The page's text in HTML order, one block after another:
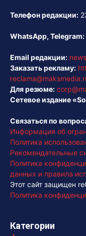
Телефон редакции:
WhatsApp, Telegram:
Email редакции:
Заказать рекламу:
Для резюме:
Сетевое издание
Связаться по
Информация об
Политика
Рекомендательные
Политика
данных и правила
Этот сайт защищен
Политика
Категории